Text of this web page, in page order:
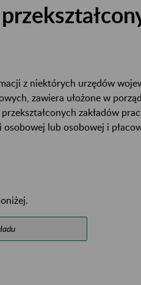
z niektórych urzędów
zawiera ułożone w
zakładów
lub osobowej i